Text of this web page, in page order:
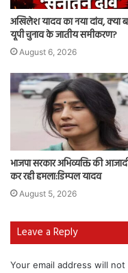
अखिलेश यादव का नया दांव, क्या
यूपी चुनाव के जातीय समीकरण?
August 6, 2026
भाजपा सरकार अभिव्यक्ति की
कर रही हमला:डिम्पल यादव
August 5, 2026
Leave a Reply
Your email address will